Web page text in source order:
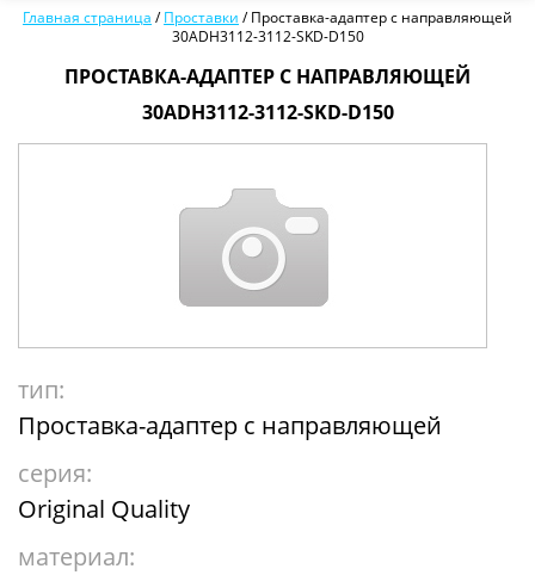
Главная страница /Проставки /Проставка-адаптер с направляющей
30ADH3112-3112-SKD-D150
ПРОСТАВКА-АДАПТЕР С НАПРАВЛЯЮЩЕЙ
30ADH3112-3112-SKD-D150
тип:
Проставка-адаптер с направляющей
серия:
Original Quality
материал: